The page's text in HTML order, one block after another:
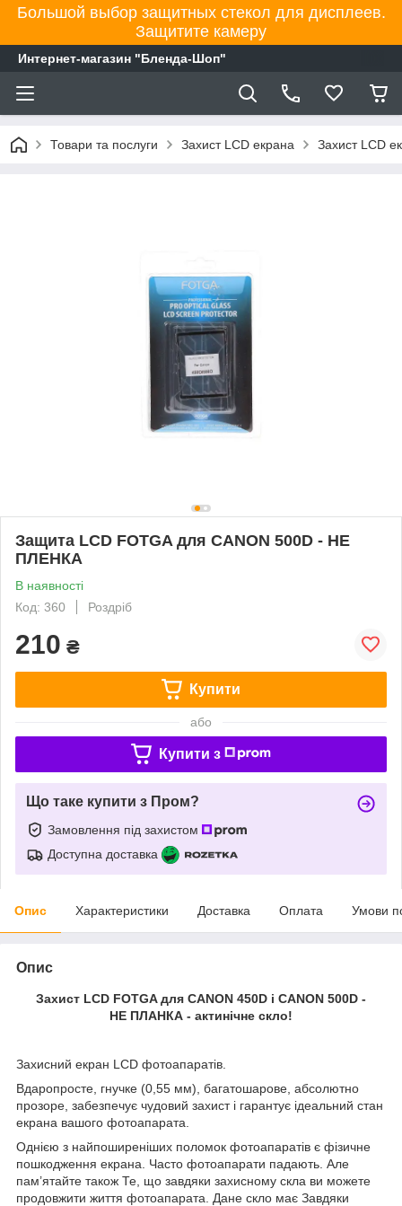
Большой выбор защитных стекол для дисплеев.
Защитите камеру
Интернет-магазин "Бленда-Шоп"
Товари та послуги Захист LCD екрана Захист LCD
Защита LCD FOTGA для CANON 500D - НЕ
ПЛЕНКА
В наявності
Код: 360
Роздріб
210 ₴
Купити
або
Купити з
Що таке купити з Пром?
Замовлення під захистом
Доступна доставка
Опис Характеристики Доставка Оплата Умови
Опис
Захист LCD FOTGA для CANON 450D і CANON 500D -
НЕ ПЛАНКА - актинічне скло!
Захисний екран LCD фотоапаратів.
Вдаропросте, гнучке (0,55 мм), багатошарове, абсолютно
прозоре, забезпечує чудовий захист і гарантує ідеальний стан
екрана вашого фотоапарата.
Однією з найпоширеніших поломок фотоапаратів є фізичне
пошкодження екрана. Часто фотоапарати падають. Але
пам’ятайте також Те, що завдяки захисному скла ви можете
продовжити життя фотоапарата. Дане скло має Завдяки